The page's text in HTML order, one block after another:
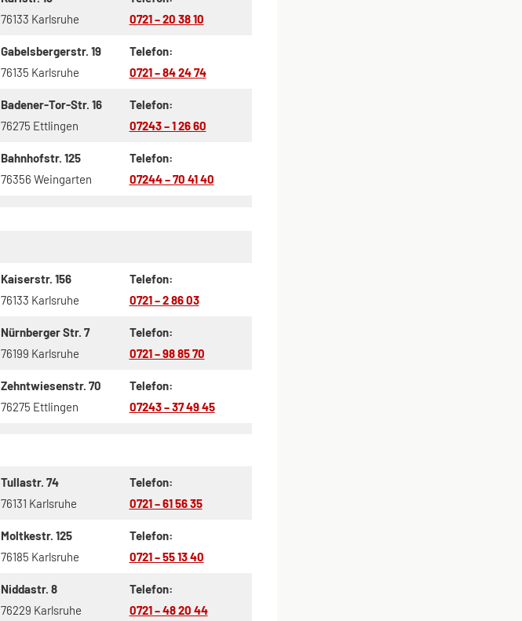
76133 Karlsruhe
0721 – 20 38 10
Gabelsbergerstr. 19
76135 Karlsruhe
Telefon:
0721 – 84 24 74
Badener-Tor-Str. 16
76275 Ettlingen
Telefon:
07243 – 1 26 60
Bahnhofstr. 125
76356 Weingarten
Telefon:
07244 – 70 41 40
Kaiserstr. 156
76133 Karlsruhe
Telefon:
0721 – 2 86 03
Nürnberger Str. 7
76199 Karlsruhe
Telefon:
0721 – 98 85 70
Zehntwiesenstr. 70
76275 Ettlingen
Telefon:
07243 – 37 49 45
Tullastr. 74
76131 Karlsruhe
Telefon:
0721 – 61 56 35
Moltkestr. 125
76185 Karlsruhe
Telefon:
0721 – 55 13 40
Niddastr. 8
76229 Karlsruhe
Telefon:
0721 – 48 20 44